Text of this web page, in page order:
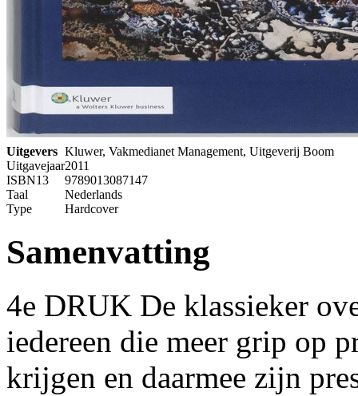
Uitgevers Kluwer, Vakmedianet Management, Uitgeverij Boom
Uitgavejaar2011
ISBN13
9789013087147
Taal
Nederlands
Type
Hardcover
Samenvatting
4e DRUK De klassieker
iedereen die meer grip op
krijgen en daarmee zijn